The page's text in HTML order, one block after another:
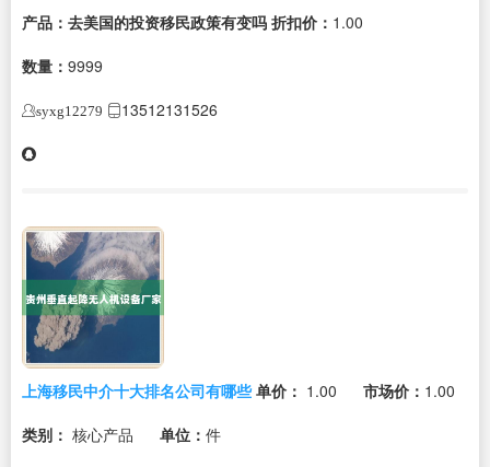
产品：去美国的投资移民政策有变吗 折扣价： 1.00
数量： 9999
syxg12279 13512131526
上海移民中介十大排名公司有哪些 单价： 1.00 市场价： 1.00
类别： 核心产品 单位： 件